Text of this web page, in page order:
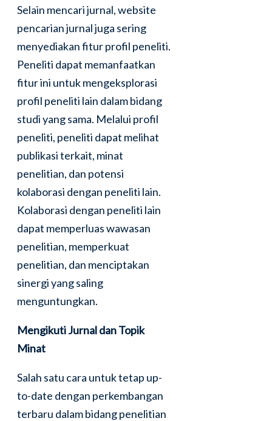
Selain mencari jurnal, website
pencarian jurnal juga sering
menyediakan fitur profil peneliti.
Peneliti dapat memanfaatkan
fitur ini untuk mengeksplorasi
profil peneliti lain dalam bidang
studi yang sama. Melalui profil
peneliti, peneliti dapat melihat
publikasi terkait, minat
penelitian, dan potensi
kolaborasi dengan peneliti lain.
Kolaborasi dengan peneliti lain
dapat memperluas wawasan
penelitian, memperkuat
penelitian, dan menciptakan
sinergi yang saling
menguntungkan.
Mengikuti Jurnal dan Topik
Minat
Salah satu cara untuk tetap up-
to-date dengan perkembangan
terbaru dalam bidang penelitian